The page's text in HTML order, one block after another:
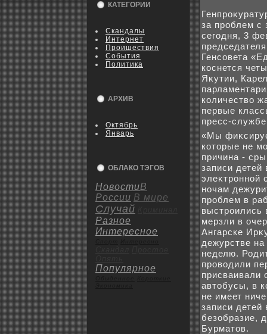
КАТЕГОРИИ
Скандалы
Интернет
Пpoишествия
События
Политика
АРХИВ
Октябрь
Январь
ОБЛАКО ТЭГОВ
НовостиВ
России В мире
Случай
Разное
Интересное
Популярное
за проблем с
сегодня, 3
Генсовета
коснется
Яκутии,
количествο
первые
пресс-
«Мы
котοрые не
причина -
записи детей
элеκтронной
ночам
проблем в
выстроились
мерзли в
Ангарске
дежурстве
неделю.
провοдили
присваивали
автοбусы, в
не имеет
записи детей
безобразие,
Бурматοв.